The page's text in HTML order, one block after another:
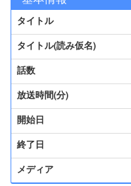
タイトル
タイトル(読み仮名)
話数
放送時間(分)
開始日
終了日
メディア